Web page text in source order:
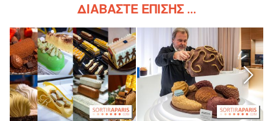
ΔΙΑΒΆΣΤΕ ΕΠΊΣΗΣ ...